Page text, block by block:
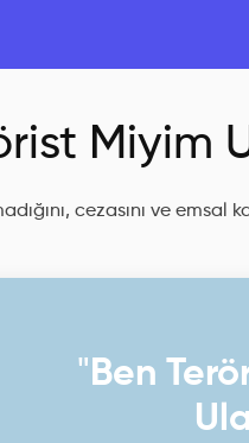
Miyim
cezasını ve emsal
" Ben